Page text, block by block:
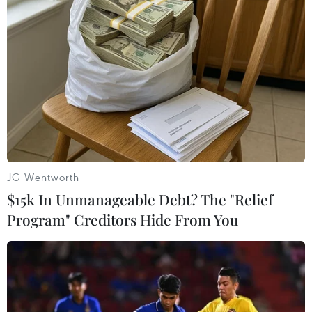
(TTXVN/Vietnam+)
#COP26 #Clydebank Declaration
#Vận tải biển xanh
#Hành lang vận tải biển xanh
#Phát thải khí carbon
JG Wentworth
$15k In Unmanageable Debt? The "Relief
Program" Creditors Hide From You